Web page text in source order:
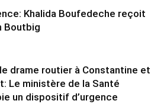
Khalida Boufedeche reçoit
Boutbig
drame routier à Constantine et
Le ministère de la Santé
un dispositif d’urgence